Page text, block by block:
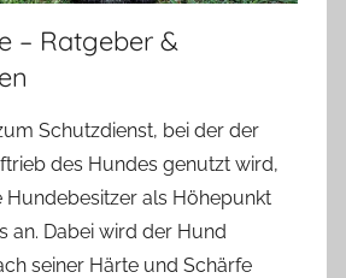
– Ratgeber &
Schutzdienst, bei der der
des Hundes genutzt wird,
Hundebesitzer als Höhepunkt
an. Dabei wird der Hund
seiner Härte und Schärfe